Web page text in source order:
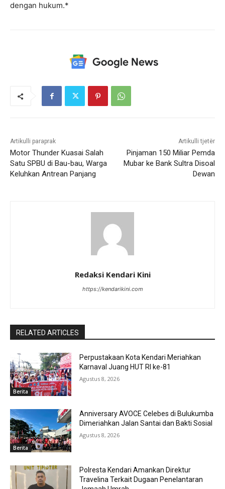
dengan hukum.*
Artikulli paraprak
Motor Thunder Kuasai Salah
Satu SPBU di Bau-bau, Warga
Keluhkan Antrean Panjang
Artikulli tjetër
Pinjaman 150 Miliar Pemda
Mubar ke Bank Sultra Disoal
Dewan
Redaksi Kendari Kini
https://kendarikini.com
RELATED ARTICLES
Berita
Perpustakaan Kota Kendari Meriahkan
Karnaval Juang HUT RI ke-81
Agustus 8, 2026
Berita
Anniversary AVOCE Celebes di Bulukumba
Dimeriahkan Jalan Santai dan Bakti Sosial
Agustus 8, 2026
Polresta Kendari Amankan Direktur
Travelina Terkait Dugaan Penelantaran